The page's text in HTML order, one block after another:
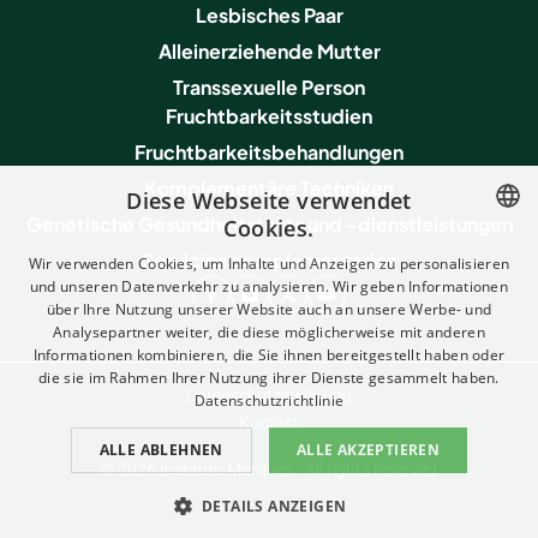
Lesbisches Paar
Alleinerziehende Mutter
Transsexuelle Person
Fruchtbarkeitsstudien
Fruchtbarkeitsbehandlungen
Komplementäre Techniken
Genetische Gesundheitstests und -dienstleistungen
Servicios complementarios
Datenschutzerklärung
© 2026 Instituto Marques - All rights reserved
SPANISH
ENGLISH
ITALIAN
Diese Webseite verwendet
Cookies.
Wir verwenden Cookies, um Inhalte und Anzeigen zu personalisieren
und unseren Datenverkehr zu analysieren. Wir geben Informationen
über Ihre Nutzung unserer Website auch an unsere Werbe- und
Analysepartner weiter, die diese möglicherweise mit anderen
Informationen kombinieren, die Sie ihnen bereitgestellt haben oder
die sie im Rahmen Ihrer Nutzung ihrer Dienste gesammelt haben.
Datenschutzrichtlinie
ALLE AKZEPTIEREN
ALLE ABLEHNEN
DETAILS ANZEIGEN